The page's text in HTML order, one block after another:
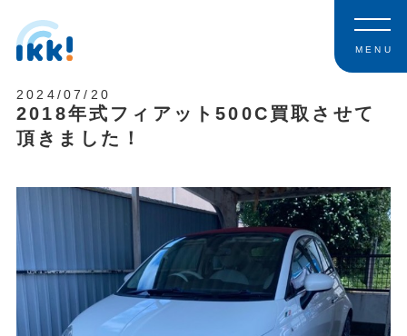
MENU
2024/07/20
2018年式フィアット500C買取させて
頂きました！